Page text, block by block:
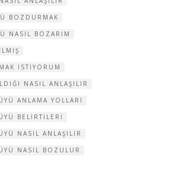
BOZDURMAK
NASIL BOZARIM
ISTIYORUM
NASIL ANLAŞILIR
ANLAMA YOLLARI
BELIRTILERI
NASIL ANLAŞILIR
NASIL BOZULUR